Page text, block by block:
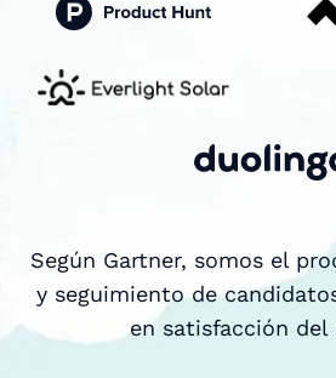
Según Gartner, somos el
y seguimiento de
en satisfacción del